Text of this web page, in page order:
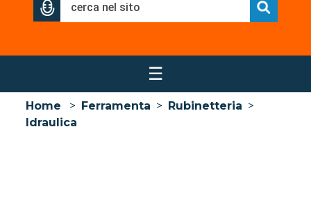
☰
Home > Ferramenta > Rubinetteria >
Idraulica